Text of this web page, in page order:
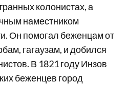
колонистах, а
наместником
Он помогал беженцам от
гагаузам, и добился
В 1821 году Инзов
беженцев город